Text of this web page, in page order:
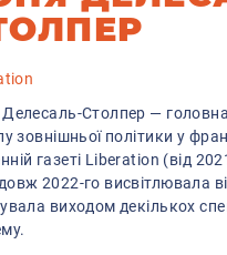
Столпер —
зовнішньої політики у
газеті Liberation (від
2022-го висвітлювала
виходом декількох